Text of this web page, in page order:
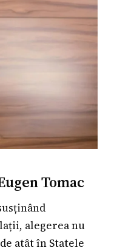
Tomac
alegerea nu
atât în Statele